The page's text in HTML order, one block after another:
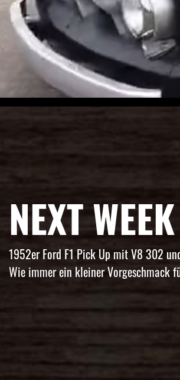
NEXT
1952er Ford F1 Pick Up mit V8 302
Wie immer ein kleiner